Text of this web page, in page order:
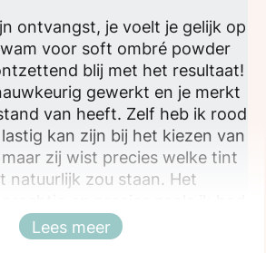
ontvangst, je voelt je gelijk op
voor soft ombré powder
blij met het resultaat!
gewerkt en je merkt
van heeft. Zelf heb ik rood
kan zijn bij het kiezen van
zij wist precies welke tint
natuurlijk zou staan. Het
natuurlijk en perfect in balans
met mijn gezicht.
Sluiten
Lees meer